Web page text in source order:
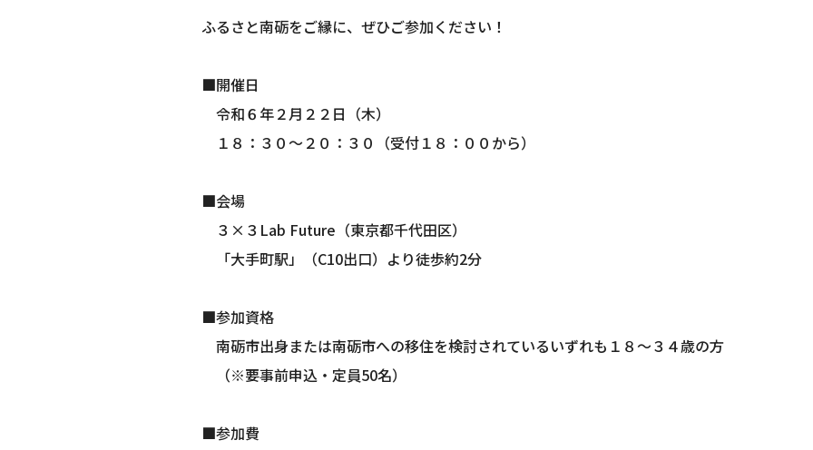
ふるさと南砺をご縁に、ぜひご参加ください！
■開催日
令和６年２月２２日（木）
１８：３０～２０：３０（受付１８：００から）
■会場
３×３Lab Future（東京都千代田区）
「大手町駅」（C10出口）より徒歩約2分
■参加資格
南砺市出身または南砺市への移住を検討されているいずれも１８～３４歳の方
（※要事前申込・定員50名）
■参加費